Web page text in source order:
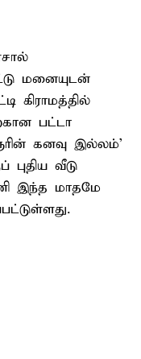
மனையுடன்
கிராமத்தில்
பட்டா
கனவு இல்லம்'
புதிய வீடு
இந்த மாதமே